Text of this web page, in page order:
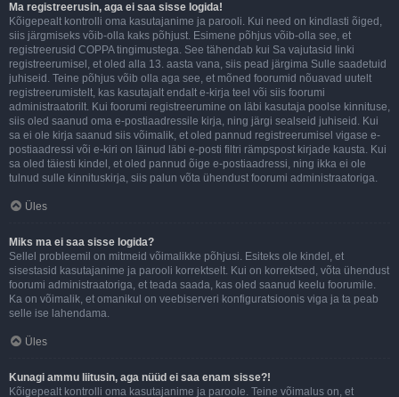
Ma registreerusin, aga ei saa sisse logida!
Kõigepealt kontrolli oma kasutajanime ja parooli. Kui need on kindlasti õiged,
siis järgmiseks võib-olla kaks põhjust. Esimene põhjus võib-olla see, et
registreerusid COPPA tingimustega. See tähendab kui Sa vajutasid linki
registreerumisel, et oled alla 13. aasta vana, siis pead järgima Sulle saadetuid
juhiseid. Teine põhjus võib olla aga see, et mõned foorumid nõuavad uutelt
registreerumistelt, kas kasutajalt endalt e-kirja teel või siis foorumi
administraatorilt. Kui foorumi registreerumine on läbi kasutaja poolse kinnituse,
siis oled saanud oma e-postiaadressile kirja, ning järgi sealseid juhiseid. Kui
sa ei ole kirja saanud siis võimalik, et oled pannud registreerumisel vigase e-
postiaadressi või e-kiri on läinud läbi e-posti filtri rämpspost kirjade kausta. Kui
sa oled täiesti kindel, et oled pannud õige e-postiaadressi, ning ikka ei ole
tulnud sulle kinnituskirja, siis palun võta ühendust foorumi administraatoriga.
Üles
Miks ma ei saa sisse logida?
Sellel probleemil on mitmeid võimalikke põhjusi. Esiteks ole kindel, et
sisestasid kasutajanime ja parooli korrektselt. Kui on korrektsed, võta ühendust
foorumi administraatoriga, et teada saada, kas oled saanud keelu foorumile.
Ka on võimalik, et omanikul on veebiserveri konfiguratsioonis viga ja ta peab
selle ise lahendama.
Üles
Kunagi ammu liitusin, aga nüüd ei saa enam sisse?!
Kõigepealt kontrolli oma kasutajanime ja paroole. Teine võimalus on, et